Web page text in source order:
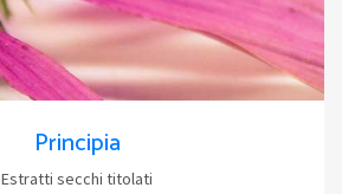
Principia
Estratti secchi titolati